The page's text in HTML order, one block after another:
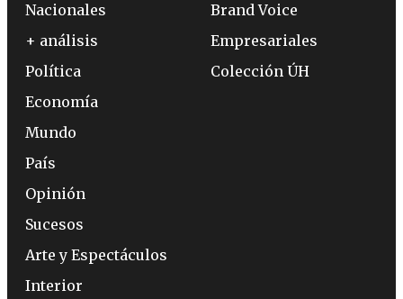
Nacionales
+ análisis
Política
Economía
Mundo
País
Opinión
Sucesos
Arte y Espectáculos
Interior
Brand Voice
Empresariales
Colección ÚH